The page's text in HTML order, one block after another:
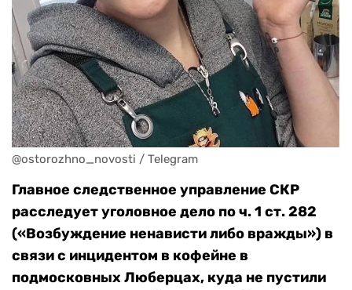
@ostorozhno_novosti / Telegram
Главное следственное управление СКР
расследует уголовное дело по ч. 1 ст. 282
(«Возбуждение ненависти либо вражды») в
связи с инцидентом в кофейне в
подмосковных Люберцах, куда не пустили